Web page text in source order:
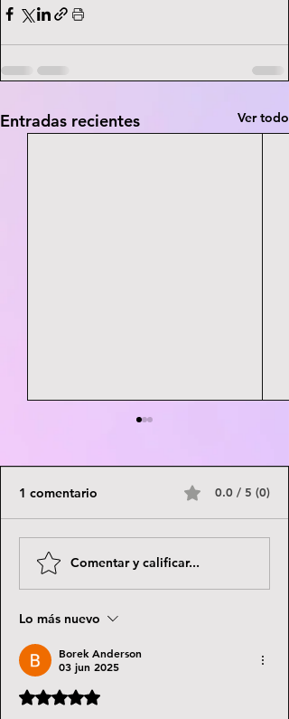
Entradas recientes Ver todo
Brave Browser |
Buscador recomendado
series sin anuncios
1 comentario 0.0 / 5 (0)
Comentar y calificar...
Lo más nuevo
Borek Anderson
03 jun 2025
Obtuvo 5 de 5 estrellas.